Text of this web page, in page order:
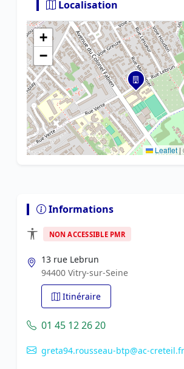
Localisation
+
−
Leaflet|
Informations
NON ACCESSIBLE PMR
13 rue Lebrun
94400 Vitry-sur-Seine
Itinéraire
01 45 12 26 20
greta94.rousseau-btp@ac-creteil.fr